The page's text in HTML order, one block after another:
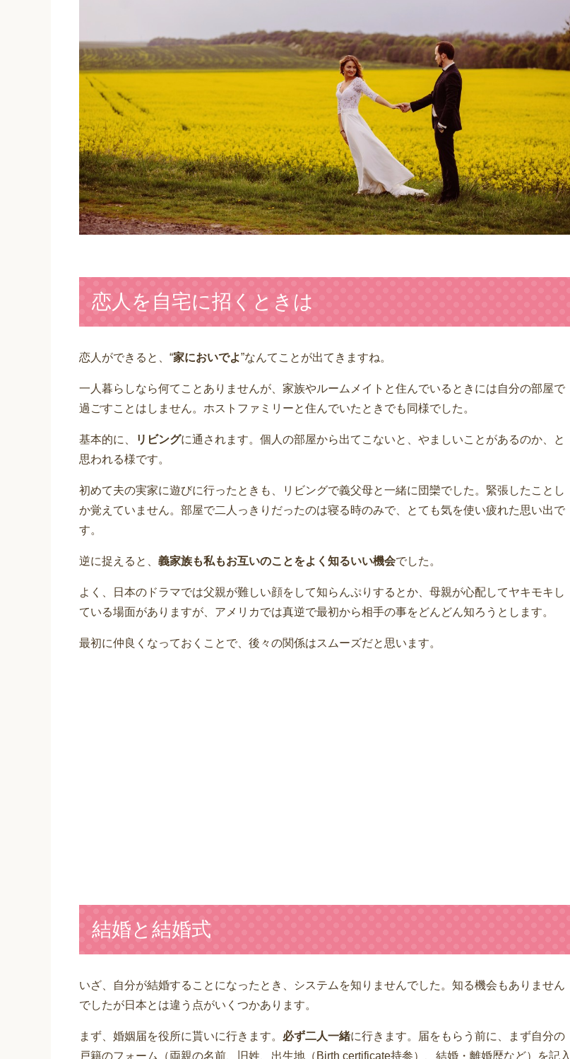
恋人を自宅に招くときは
恋人ができると、“家においでよ”なんてことが出てきますね。
一人暮らしなら何てことありませんが、家族やルームメイトと住んでいるときには自分の部屋で
過ごすことはしません。ホストファミリーと住んでいたときでも同様でした。
基本的に、 リビングに通されます。個人の部屋から出てこないと、やましいことがあるのか、と
思われる様です。
初めて夫の実家に遊びに行ったときも、リビングで義父母と一緒に団欒でした。緊張したことし
か覚えていません。部屋で二人っきりだったのは寝る時のみで、とても気を使い疲れた思い出で
す。
逆に捉えると、 義家族も私もお互いのことをよく知るいい機会でした。
よく、日本のドラマでは父親が難しい顔をして知らんぷりするとか、母親が心配してヤキモキし
ている場面がありますが、アメリカでは真逆で最初から相手の事をどんどん知ろうとします。
最初に仲良くなっておくことで、後々の関係はスムーズだと思います。
結婚と結婚式
いざ、自分が結婚することになったとき、システムを知りませんでした。知る機会もありません
でしたが日本とは違う点がいくつかあります。
まず、婚姻届を役所に貰いに行きます。 必ず二人一緒に行きます。届をもらう前に、まず自分の
戸籍のフォーム（両親の名前、旧姓、出生地（Birth certificate持参）、結婚・離婚歴など）を記入